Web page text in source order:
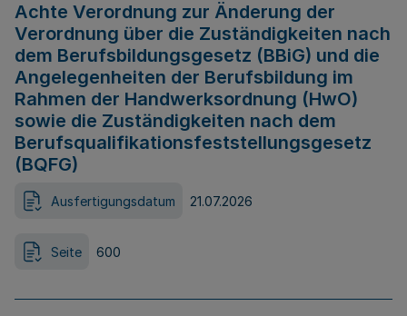
Achte Verordnung zur Änderung der
Verordnung über die Zuständigkeiten nach
dem Berufsbildungsgesetz (BBiG) und die
Angelegenheiten der Berufsbildung im
Rahmen der Handwerksordnung (HwO)
sowie die Zuständigkeiten nach dem
Berufsqualifikationsfeststellungsgesetz
(BQFG)
Ausfertigungsdatum 21.07.2026
Seite 600